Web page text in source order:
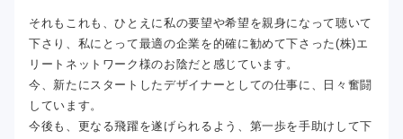
それもこれも、ひとえに私の要望や希望を親身になって聴いて
下さり、私にとって最適の企業を的確に勧めて下さった(株)エ
リートネットワーク様のお陰だと感じています。
今、新たにスタートしたデザイナーとしての仕事に、日々奮闘
しています。
今後も、更なる飛躍を遂げられるよう、第一歩を手助けして下